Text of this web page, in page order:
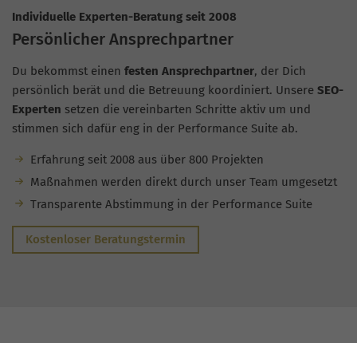
Individuelle Experten-Beratung seit 2008
Persönlicher Ansprechpartner
Du bekommst einen festen Ansprechpartner, der Dich
persönlich berät und die Betreuung koordiniert. Unsere SEO-
Experten setzen die vereinbarten Schritte aktiv um und
stimmen sich dafür eng in der Performance Suite ab.
Erfahrung seit 2008 aus über 800 Projekten
Maßnahmen werden direkt durch unser Team umgesetzt
Transparente Abstimmung in der Performance Suite
Kostenloser Beratungstermin